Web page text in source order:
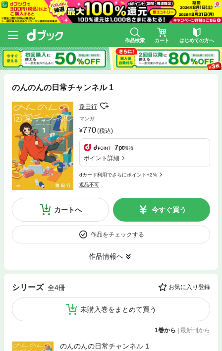
作品検索 カート はじめての方へ
のんのんの日常チャンネル 1
路田行
マンガ
770(税込)
7pt獲得
ポイント詳細
dカード利用でさらにポイント+2%
返品不可
カートへ 今すぐ買う
作品をチェックする
作品情報へ
シリーズ 全4冊 お気に入り登録
未購入巻をまとめて買う
1巻から | 最新刊から
のんのんの日常チャンネル 1